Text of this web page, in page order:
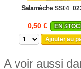
Salamèche
0,50 €
EN
Ajouter au
A voir aussi